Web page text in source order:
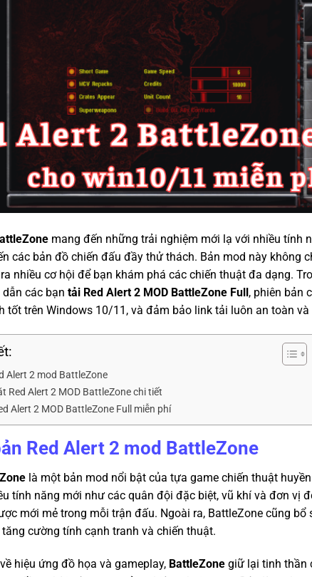
mang đến những trải nghiệm mới lạ với nhiều tính
các bản đồ chiến đấu đầy thử thách. Bản mod này không
nhiều cơ hội để bạn khám phá các chiến thuật đa dạng.
các bạn tải Red Alert 2 MOD BattleZone Full, phiên bản
tốt trên Windows 10/11, và đảm bảo link tải luôn an toàn và
Alert 2 mod BattleZone
Red Alert 2 MOD BattleZone chi tiết
Alert 2 MOD BattleZone Full miễn phí
Red Alert 2 mod BattleZone
là một bản mod nổi bật của tựa game chiến thuật
tính năng mới như các quân đội đặc biệt, vũ khí và đơn vị
mới mẻ trong mỗi trận đấu. Ngoài ra, BattleZone cũng bổ
tăng cường tính cạnh tranh và chiến thuật.
hiệu ứng đồ họa và gameplay, BattleZone giữ lại tinh thần